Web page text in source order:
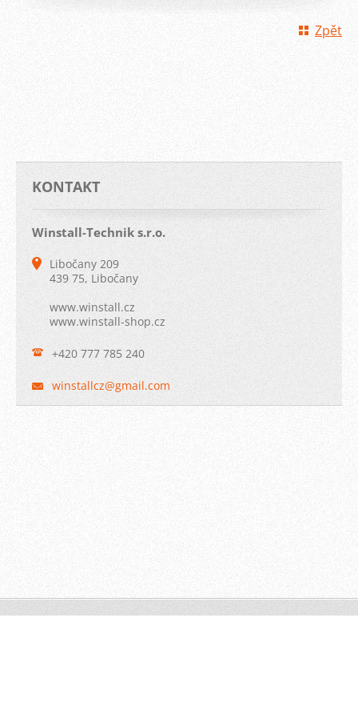
Zpět
KONTAKT
Winstall-Technik s.r.o.
Libočany 209
439 75, Libočany
www.winstall.cz
www.winstall-shop.cz
+420 777 785 240
winstallcz@gmail.com